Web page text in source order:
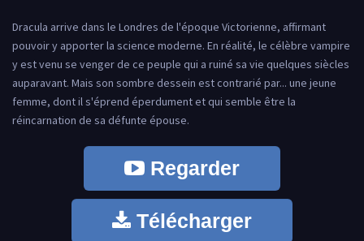
Dracula arrive dans le Londres de l'époque Victorienne, affirmant
pouvoir y apporter la science moderne. En réalité, le célèbre vampire
y est venu se venger de ce peuple qui a ruiné sa vie quelques siècles
auparavant. Mais son sombre dessein est contrarié par... une jeune
femme, dont il s'éprend éperdument et qui semble être la
réincarnation de sa défunte épouse.
Regarder
Télécharger